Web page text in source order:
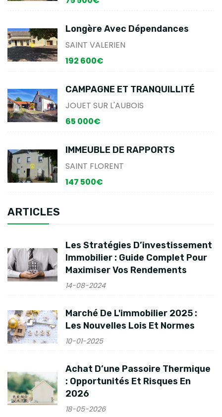
Longère Avec Dépendances
SAINT VALERIEN
192 600€
CAMPAGNE ET TRANQUILLITÉ
JOUET SUR L'AUBOIS
65 000€
IMMEUBLE DE RAPPORTS
SAINT FLORENT
147 500€
ARTICLES
Les Stratégies D’investissement
Immobilier : Guide Complet Pour
Maximiser Vos Rendements
14-08-2024
Marché De L'immobilier 2025 :
Les Nouvelles Lois Et Normes
10-01-2025
Achat D’une Passoire Thermique
: Opportunités Et Risques En
2026
18-05-2026